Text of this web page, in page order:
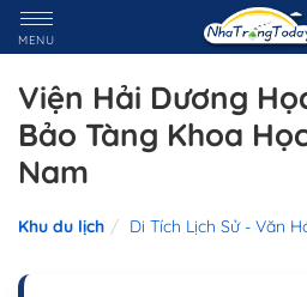
MENU
Viện Hải Dương
Bảo Tàng Khoa
Nam
Khu du lịch Di Tích Lịch Sử - Văn